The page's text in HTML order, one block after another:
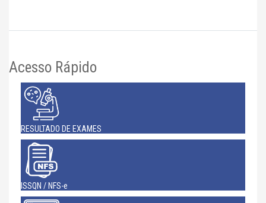
Acesso Rápido
RESULTADO DE EXAMES
ISSQN / NFS-e